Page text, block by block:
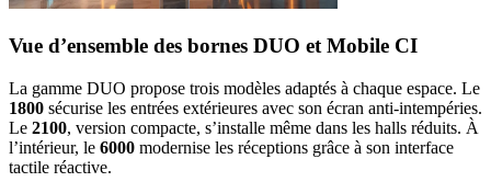
Vue d’ensemble des bornes DUO et Mobile CI
La gamme DUO propose trois modèles adaptés à chaque espace. Le
1800 sécurise les entrées extérieures avec son écran anti-intempéries.
Le 2100, version compacte, s’installe même dans les halls réduits. À
l’intérieur, le 6000 modernise les réceptions grâce à son interface
tactile réactive.